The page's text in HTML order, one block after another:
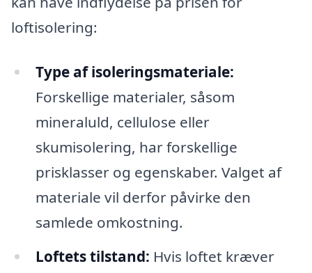
loftisolering:
Type af isoleringsmateriale:
Forskellige materialer, såsom
mineraluld, cellulose eller
skumisolering, har forskellige
prisklasser og egenskaber. Valget af
materiale vil derfor påvirke den
samlede omkostning.
Loftets tilstand: Hvis loftet kræver